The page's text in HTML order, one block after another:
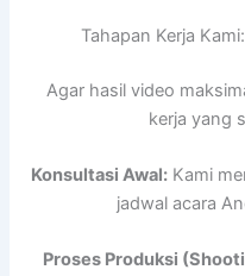
Tahapan Kerja
Agar hasil video
kerja yang
Konsultasi Awal:Kami
jadwal acara
Proses Produksi